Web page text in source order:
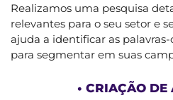
Realizamos uma pesquisa
relevantes para o seu setor e
ajuda a identificar as
para segmentar em suas
• CRIAÇÃO DE